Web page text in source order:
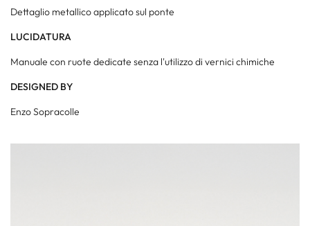
Dettaglio metallico applicato sul ponte
LUCIDATURA
Manuale con ruote dedicate senza l'utilizzo di vernici chimiche
DESIGNED BY
Enzo Sopracolle